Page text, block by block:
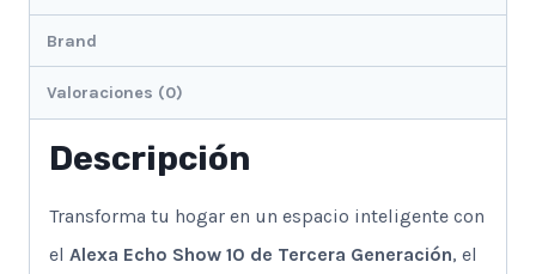
Brand
Valoraciones (0)
Descripción
Transforma tu hogar en un espacio inteligente con
el Alexa Echo Show 10 de Tercera Generación, el